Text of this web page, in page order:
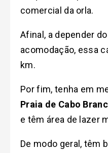
comercial da orla.
Afinal, a depender
acomodação, essa
km.
Por fim, tenha em
Praia de Cabo
e têm área de lazer
De modo geral, têm